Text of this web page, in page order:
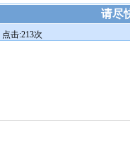
请尽
点击:213次